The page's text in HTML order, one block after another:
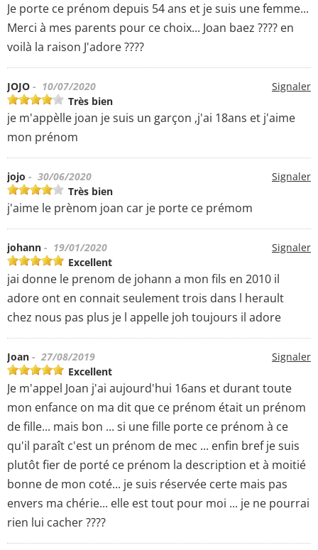
Je porte ce prénom depuis 54 ans et je suis une femme...
Merci à mes parents pour ce choix... Joan baez ???? en
voilà la raison J'adore ????
Signaler
JOJO - 10/07/2020
Très bien
je m'appèlle joan je suis un garçon ,j'ai 18ans et j'aime
mon prénom
Signaler
jojo - 30/06/2020
Très bien
j'aime le prènom joan car je porte ce prémom
Signaler
johann - 19/01/2020
Excellent
jai donne le prenom de johann a mon fils en 2010 il
adore ont en connait seulement trois dans l herault
chez nous pas plus je l appelle joh toujours il adore
Signaler
Joan - 27/08/2019
Excellent
Je m'appel Joan j'ai aujourd'hui 16ans et durant toute
mon enfance on ma dit que ce prénom était un prénom
de fille... mais bon ... si une fille porte ce prénom à ce
qu'il paraît c'est un prénom de mec ... enfin bref je suis
plutôt fier de porté ce prénom la description et à moitié
bonne de mon coté... je suis réservée certe mais pas
envers ma chérie... elle est tout pour moi ... je ne pourrai
rien lui cacher ????